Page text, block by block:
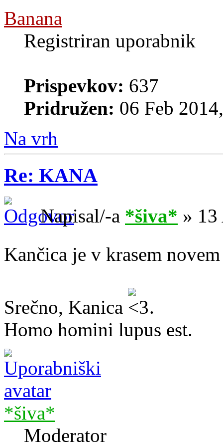
Banana
Registriran uporabnik
Prispevkov: 637
Pridružen: 06 Feb
Na vrh
Re: KANA
Napisal/-a *šiva* » 13
Kančica je v krasem
Srečno, Kanica
.
Homo homini lupus est.
*šiva*
Moderator